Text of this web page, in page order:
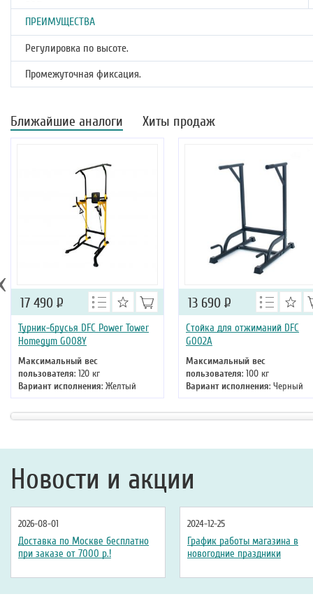
ПРЕИМУЩЕСТВА
Регулировка по высоте.
Промежуточная фиксация.
Ближайшие аналоги Хиты продаж
Турник-брусья DFC Power Tower
Homegym G008Y
Максимальный вес
пользователя: 120 кг
Вариант исполнения: Желтый
17 490 Р
Стойка для отжиманий DFC
G002A
Максимальный вес
пользователя: 100 кг
Вариант исполнения: Черный
13 690 Р
Новости и акции
2026-08-01
Доставка по Москве бесплатно
при заказе от 7000 р.!
2024-12-25
График работы магазина в
новогодние праздники